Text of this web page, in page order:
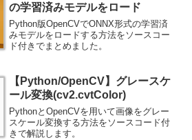
の学習済みモデルをロード
Python版OpenCVでONNX形式の学習済
みモデルをロードする方法をソースコー
ド付きでまとめました。
【Python/OpenCV】グレースケ
ール変換(cv2.cvtColor)
PythonとOpenCVを用いて画像をグレー
スケール変換する方法をソースコード付
きで解説します。